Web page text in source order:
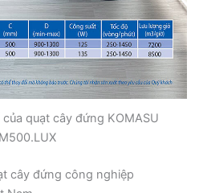
quạt cây đứng KOMASU
cây đứng công nghiệp